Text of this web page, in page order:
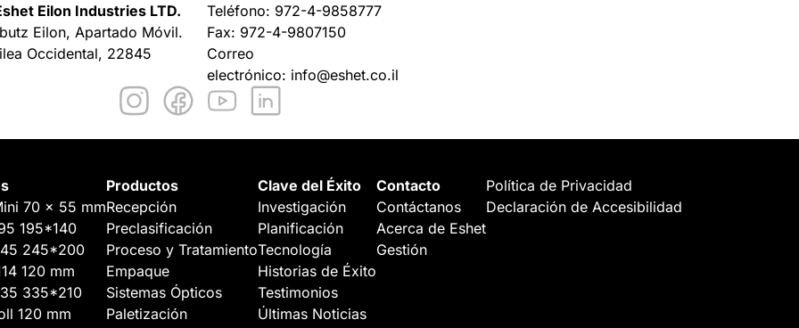
Eilon Industries LTD.
Eilon, Apartado Móvil.
Occidental, 22845
Teléfono: 972-4-9858777
Fax: 972-4-9807150
Correo
electrónico: info@eshet.co.il
70 x 55 mm
195*140
245*200
120 mm
335*210
120 mm
Productos
Recepción
Preclasificación
Proceso y Tratamiento
Empaque
Sistemas Ópticos
Paletización
Clave del Éxito
Investigación
Planificación
Tecnología
Historias de Éxito
Testimonios
Últimas Noticias
Contacto
Contáctanos
Acerca de Eshet
Gestión
Política de Privacidad
Declaración de Accesibilidad